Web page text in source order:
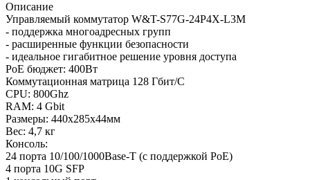
Описание
Управляемый коммутатор W&T-S77G-24P4X-L3M
- поддержка многоадресных групп
- расширенные функции безопасности
- идеальное гигабитное решение уровня доступа
PoE бюджет: 400Вт
Коммутационная матрица 128 Гбит/С
CPU: 800Ghz
RAM: 4 Gbit
Размеры: 440х285х44мм
Вес: 4,7 кг
Консоль:
24 порта 10/100/1000Base-T (с поддержкой PoE)
4 порта 10G SFP